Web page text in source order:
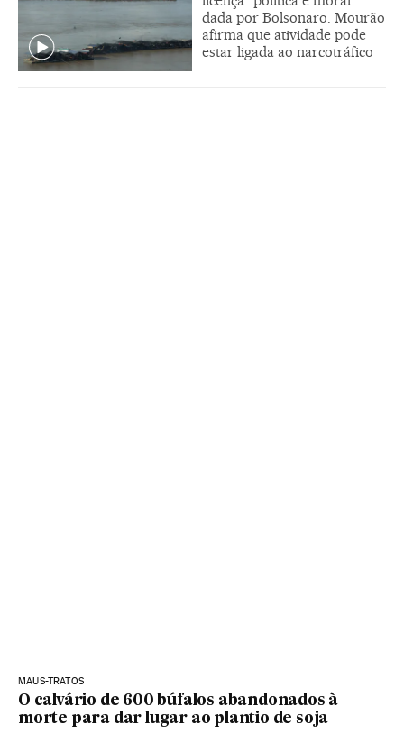
dada por Bolsonaro. Mourão
afirma que atividade pode
estar ligada ao narcotráfico
MAUS-TRATOS
O calvário de 600 búfalos abandonados à
morte para dar lugar ao plantio de soja